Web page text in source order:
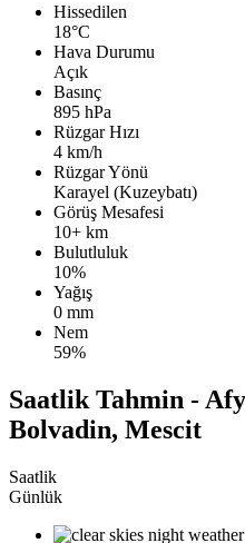
Hissedilen
18°C
Hava Durumu
Açık
Basınç
895 hPa
Rüzgar Hızı
4 km/h
Rüzgar Yönü
Karayel (Kuzeybatı)
Görüş Mesafesi
10+ km
Bulutluluk
10%
Yağış
0 mm
Nem
59%
Saatlik Tahmin -
Bolvadin, Mescit
Saatlik
Günlük